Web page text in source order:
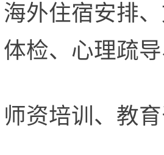
外住宿安排
检、心理疏
资培训、教